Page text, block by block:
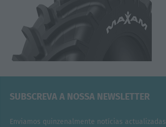
SUBSCREVA A NOSSA NEWSLETTER
Enviamos quinzenalmente notícias actualizadas